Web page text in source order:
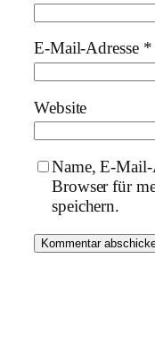
E-Mail-Adresse *
Website
Name, E-Mail-
Browser für
speichern.